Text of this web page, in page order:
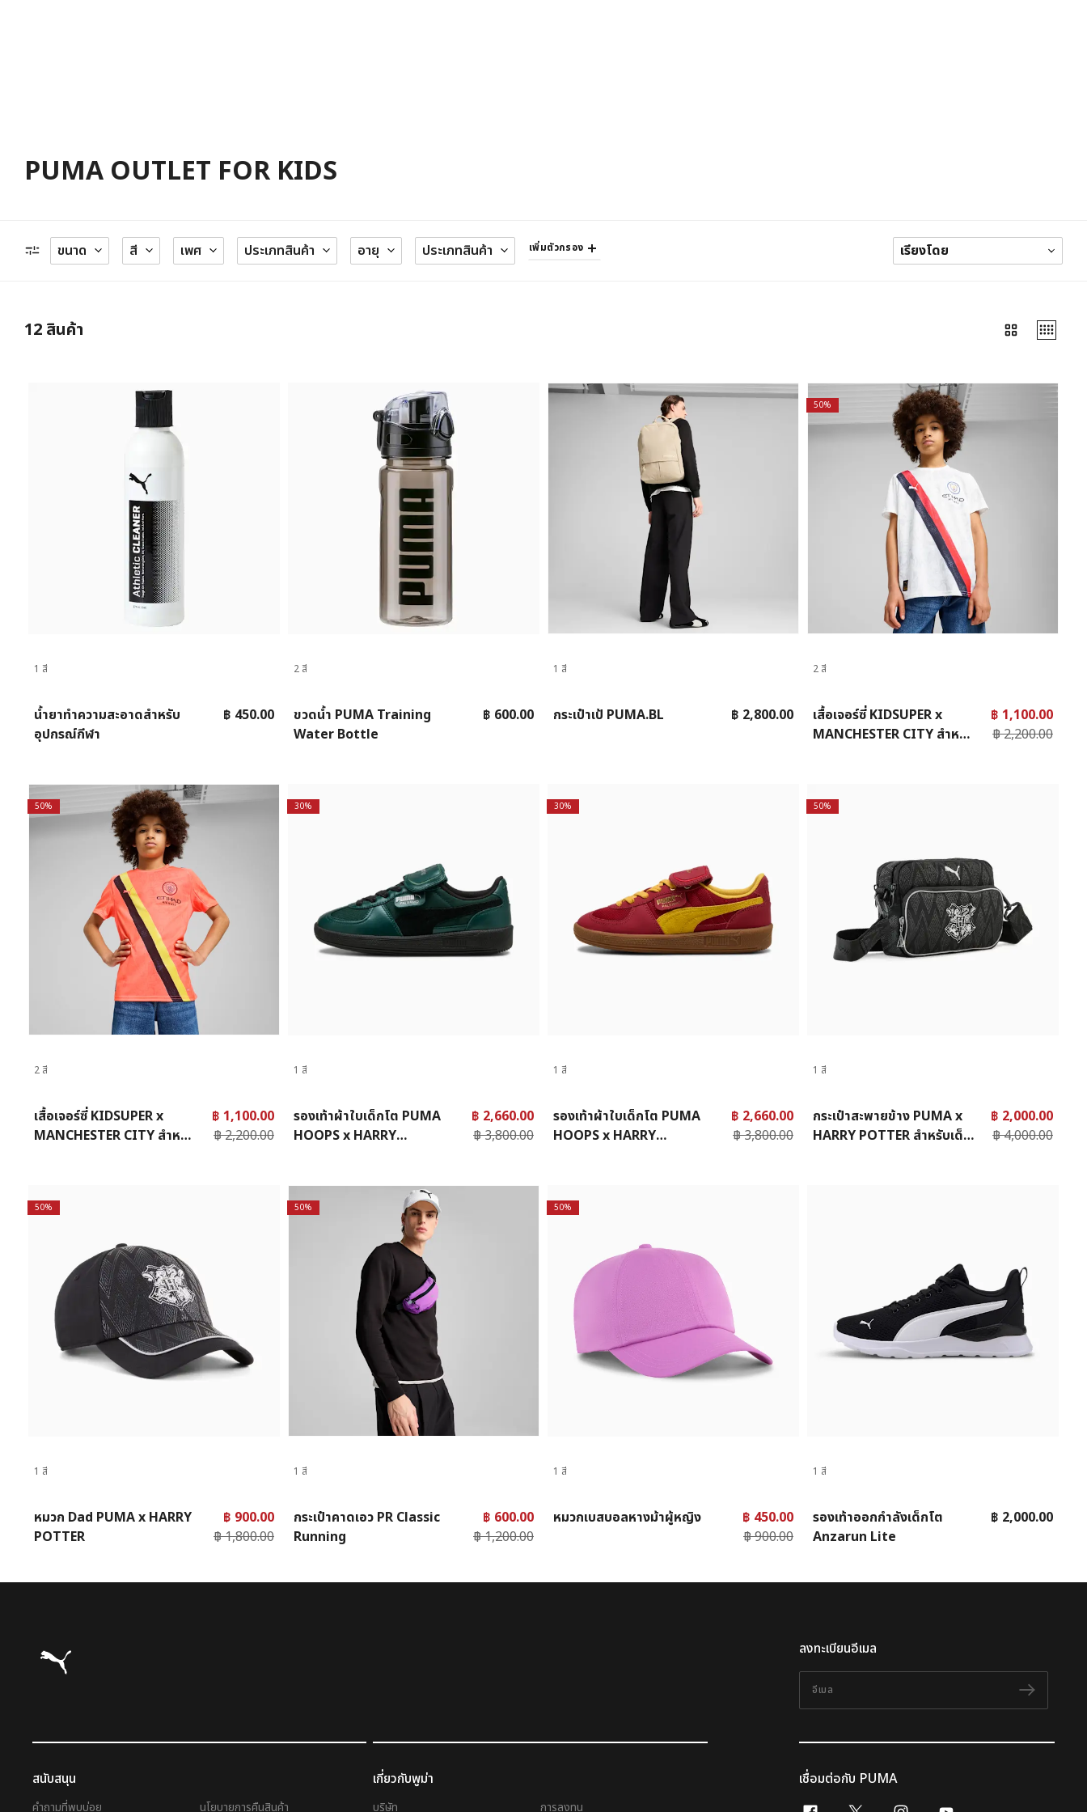
PUMA OUTLET FOR KIDS
ขนาด สี เพศ ประเภทสินค้า อายุ ประเภทสินค้า เพิ่มตัวกรอง
12 สินค้า
1 สี
น้ำยาทําความสะอาดสำหรับ
อุปกรณ์กีฬา
฿ 450.00
2 สี
ขวดน้ำ PUMA Training
Water Bottle
฿ 600.00
1 สี
กระเป๋าเป้ PUMA.BL ฿ 2,800.00
50%
2 สี
เสื้อเจอร์ซี่ KIDSUPER x
MANCHESTER CITY สำหรับ
฿ 1,100.00
฿ 2,200.00
50%
2 สี
เสื้อเจอร์ซี่ KIDSUPER x
MANCHESTER CITY สำหรับ
฿ 1,100.00
฿ 2,200.00
30%
1 สี
รองเท้าผ้าใบเด็กโต PUMA
HOOPS x HARRY
฿ 2,660.00
฿ 3,800.00
30%
1 สี
รองเท้าผ้าใบเด็กโต PUMA
HOOPS x HARRY
฿ 2,660.00
฿ 3,800.00
50%
1 สี
กระเป๋าสะพายข้าง PUMA x
HARRY POTTER สำหรับเด็ก
฿ 2,000.00
฿ 4,000.00
50%
1 สี
หมวก Dad PUMA x HARRY
POTTER
฿ 900.00
฿ 1,800.00
50%
1 สี
กระเป๋าคาดเอว PR Classic
Running
฿ 600.00
฿ 1,200.00
50%
1 สี
หมวกเบสบอลหางม้าผู้หญิง
฿ 450.00
฿ 900.00
1 สี
รองเท้าออกกำลังเด็กโต
Anzarun Lite
฿ 2,000.00
Puma โฮม
ลงทะเบียนอีเมล
ติดตาม
สนับสนุน
คำถามที่พบบ่อย นโยบายการคืนสินค้า
เกี่ยวกับพูม่า
บริษัท การลงทุน
เชื่อมต่อกับ PUMA